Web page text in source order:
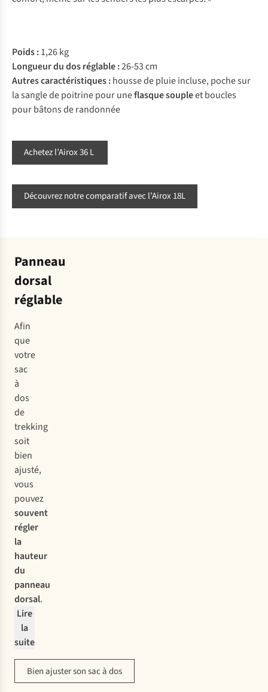
Poids :1,26 kg
Longueur du dos réglable :26-53 cm
Autres caractéristiques :housse de pluie incluse, poche sur
la sangle de poitrine pour uneflasque soupleet boucles
pour bâtons de randonnée
Achetez l’Airox 36 L
Découvrez notre comparatif avec l’Airox 18L
Panneau
dorsal
réglable
Afin
que
votre
sac
à
dos
de
trekking
soit
bien
ajusté,
vous
pouvez
souvent
régler
la
hauteur
du
panneau
dorsal.
Lire
la
suite
Bien ajuster son sac à dos